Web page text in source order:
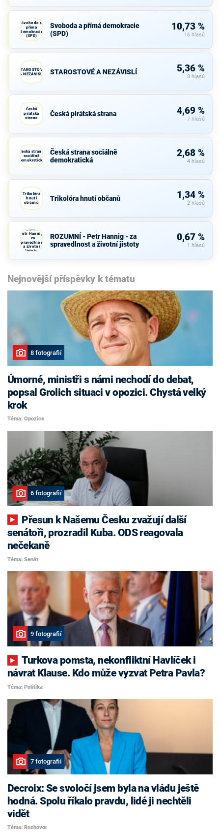
Svoboda a
přímá
demokracie
(SPD)
Svoboda a přímá demokracie
(SPD)
10,73 %
16 hlasů
STAROSTOVÉ
A NEZÁVISLÍ
STAROSTOVÉ A NEZÁVISLÍ 5,36 %
8 hlasů
Česká
pirátská
strana
Česká pirátská strana 4,69 %
7 hlasů
Česká strana
sociálně
demokratická
Česká strana sociálně
demokratická
2,68 %
4 hlasů
Trikolóra
hnutí
občanů
Trikolóra hnutí občanů 1,34 %
2 hlasů
ROZUMNÍ -
Petr Hannig
- za
spravedlnost
a životní
jistoty
ROZUMNÍ - Petr Hannig - za
spravedlnost a životní jistoty
0,67 %
1 hlasů
Nejnovější příspěvky k tématu
8 fotografií
Úmorné, ministři s námi nechodí do debat,
popsal Grolich situaci v opozici. Chystá velký
krok
Téma: Opozice
6 fotografií
senátoři, prozradil Kuba. ODS reagovala
nečekaně
Téma: Senát
9 fotografií
Turkova pomsta, nekonfliktní Havlíček i
návrat Klause. Kdo může vyzvat Petra Pavla?
Téma: Politika
7 fotografií
Decroix: Se svoločí jsem byla na vládu ještě
hodná. Spolu říkalo pravdu, lidé ji nechtěli
vidět
Téma: Rozhovor